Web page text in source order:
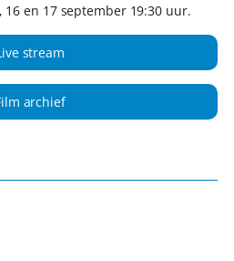
en 17 september 19:30 uur.
stream
archief